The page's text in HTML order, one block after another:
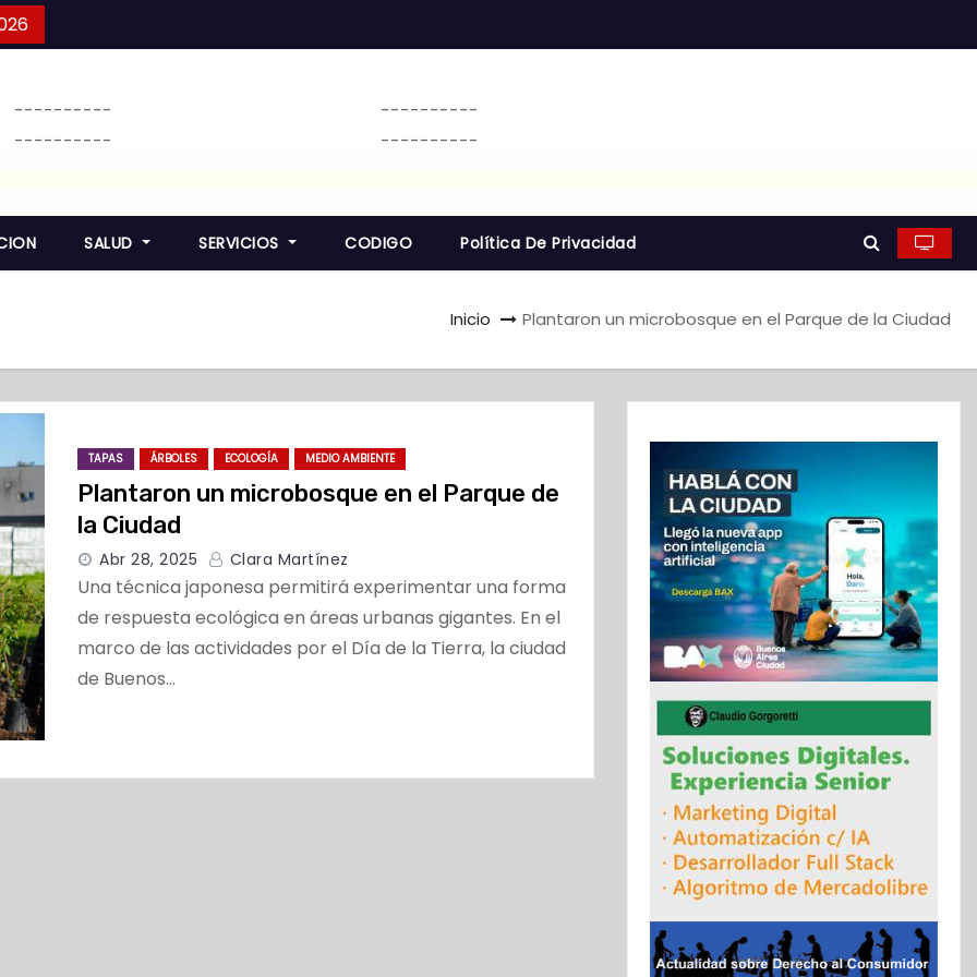
----------
----------
----------
----------
SALUD SERVICIOS CODIGO Política De Privacidad
Inicio Plantaron un microbosque en el Parque de la Ciudad
TAPAS ÁRBOLES ECOLOGÍA MEDIO AMBIENTE
Plantaron un microbosque en el Parque de
la Ciudad
Abr 28, 2025 Clara Martínez
Una técnica japonesa permitirá experimentar una forma
de respuesta ecológica en áreas urbanas gigantes. En el
marco de las actividades por el Día de la Tierra, la ciudad
de Buenos…